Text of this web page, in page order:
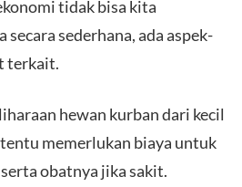
tidak bisa kita
sederhana, ada aspek-
terkait.
hewan kurban dari kecil
memerlukan biaya untuk
obatnya jika sakit.